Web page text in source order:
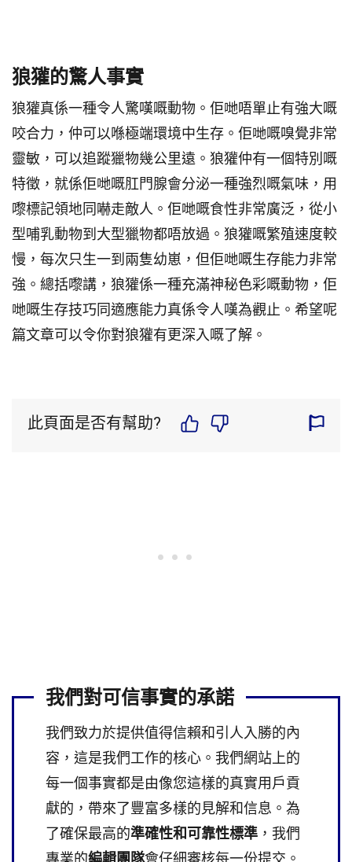
狼獾的驚人事實
狼獾真係一種令人驚嘆嘅動物。佢哋唔單止有強大嘅
咬合力，仲可以喺極端環境中生存。佢哋嘅嗅覺非常
靈敏，可以追蹤獵物幾公里遠。狼獾仲有一個特別嘅
特徵，就係佢哋嘅肛門腺會分泌一種強烈嘅氣味，用
嚟標記領地同嚇走敵人。佢哋嘅食性非常廣泛，從小
型哺乳動物到大型獵物都唔放過。狼獾嘅繁殖速度較
慢，每次只生一到兩隻幼崽，但佢哋嘅生存能力非常
強。總括嚟講，狼獾係一種充滿神秘色彩嘅動物，佢
哋嘅生存技巧同適應能力真係令人嘆為觀止。希望呢
篇文章可以令你對狼獾有更深入嘅了解。
此頁面是否有幫助?
我們對可信事實的承諾
我們致力於提供值得信賴和引人入勝的內
容，這是我們工作的核心。我們網站上的
每一個事實都是由像您這樣的真實用戶貢
獻的，帶來了豐富多樣的見解和信息。為
了確保最高的準確性和可靠性標準 ，我們
專業的編輯團隊會仔細審核每一份提交。